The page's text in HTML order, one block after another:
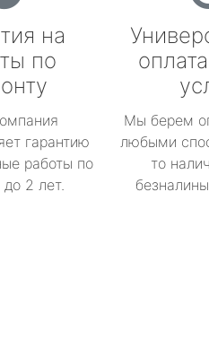
на
по
гарантию
работы по
2 лет.
Мы берем
любыми
то